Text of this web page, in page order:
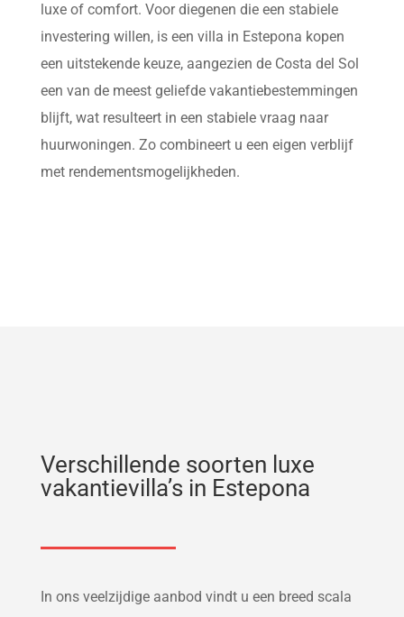
luxe of comfort. Voor diegenen die een stabiele
investering willen, is een villa in Estepona kopen
een uitstekende keuze, aangezien de Costa del Sol
een van de meest geliefde vakantiebestemmingen
blijft, wat resulteert in een stabiele vraag naar
huurwoningen. Zo combineert u een eigen verblijf
met rendementsmogelijkheden.
Verschillende soorten luxe
vakantievilla’s in Estepona
In ons veelzijdige aanbod vindt u een breed scala